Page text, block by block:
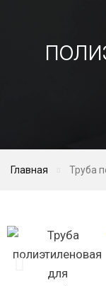
Главная Труба